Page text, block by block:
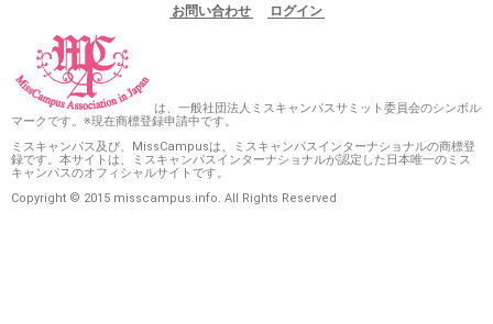
お問い合わせ ログイン
は、一般社団法人ミスキャンパスサミット委員会のシンボル
マークです。※現在商標登録申請中です。
ミスキャンパス及び、MissCampusは、ミスキャンパスインターナショナルの商標登
録です。本サイトは、ミスキャンパスインターナショナルが認定した日本唯一のミス
キャンパスのオフィシャルサイトです。
Copyright © 2015 misscampus.info. All Rights Reserved